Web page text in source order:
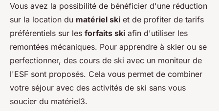
Vous avez la possibilité de bénéficier d'une réduction
sur la location du matériel ski et de profiter de tarifs
préférentiels sur les forfaits ski afin d'utiliser les
remontées mécaniques. Pour apprendre à skier ou se
perfectionner, des cours de ski avec un moniteur de
l'ESF sont proposés. Cela vous permet de combiner
votre séjour avec des activités de ski sans vous
soucier du matériel3.